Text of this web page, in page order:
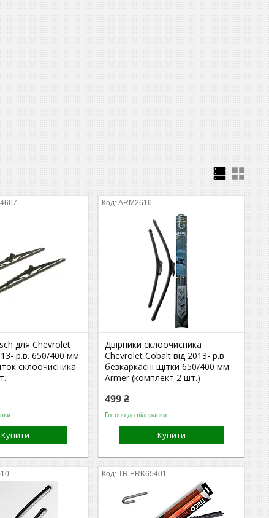
для Chevrolet
р.в. 650/400 мм.
склоочисника
Купити
ARM2616
Двірники склоочисника
Chevrolet Cobalt від 2013- р.в
безкаркасні щітки 650/400 мм.
Armer (комплект 2 шт.)
499 ₴
Готово до відправки
Купити
TR ERK65401